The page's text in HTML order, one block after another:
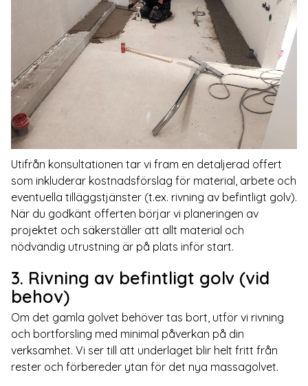
Utifrån konsultationen tar vi fram en detaljerad offert
som inkluderar kostnadsförslag för material, arbete och
eventuella tilläggstjänster (t.ex. rivning av befintligt golv).
När du godkänt offerten börjar vi planeringen av
projektet och säkerställer att allt material och
nödvändig utrustning är på plats inför start.
3. Rivning av befintligt golv (vid
behov)
Om det gamla golvet behöver tas bort, utför vi rivning
och bortforsling med minimal påverkan på din
verksamhet. Vi ser till att underlaget blir helt fritt från
rester och förbereder ytan för det nya massagolvet.